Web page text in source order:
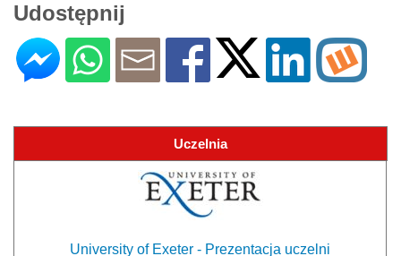
Udostępnij
Uczelnia
University of Exeter - Prezentacja uczelni